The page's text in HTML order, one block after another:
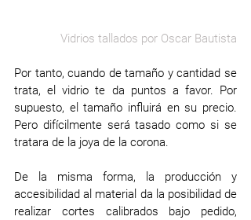
Vidrios tallados por Oscar Bautista
Por tanto, cuando de tamaño y cantidad se
trata, el vidrio te da puntos a favor. Por
supuesto, el tamaño influirá en su precio.
Pero difícilmente será tasado como si se
tratara de la joya de la corona.
De la misma forma, la producción y
accesibilidad al material da la posibilidad de
realizar cortes calibrados bajo pedido,